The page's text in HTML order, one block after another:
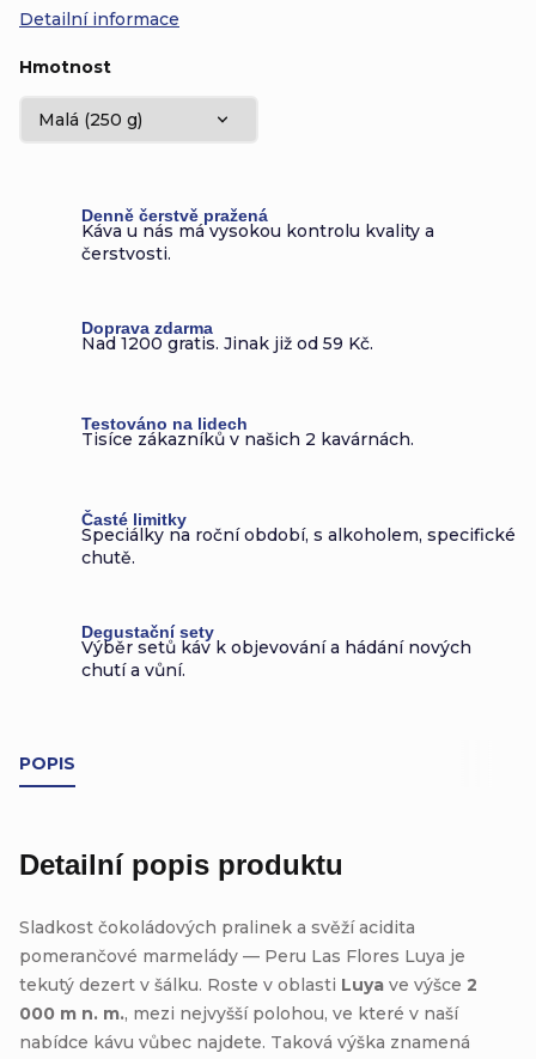
Hmotnost
Detailní informace
Denně čerstvě pražená
Káva u nás má vysokou kontrolu kvality a
čerstvosti.
Doprava zdarma
Nad 1200 gratis. Jinak již od 59 Kč.
Testováno na lidech
Tisíce zákazníků v našich 2 kavárnách.
Časté limitky
Speciálky na roční období, s alkoholem, specifické
chutě.
Degustační sety
Výběr setů káv k objevování a hádání nových
chutí a vůní.
POPIS
Detailní popis produktu
Sladkost čokoládových pralinek a svěží acidita
pomerančové marmelády — Peru Las Flores Luya je
tekutý dezert v šálku. Roste v oblasti Luya ve výšce 2
000 m n. m., mezi nejvyšší polohou, ve které v naší
nabídce kávu vůbec najdete. Taková výška znamená